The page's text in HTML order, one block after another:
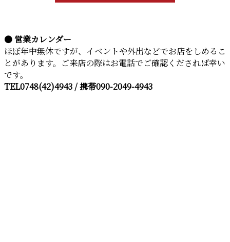
● 営業カレンダー
ほぼ年中無休ですが、イベントや外出などでお店をしめるこ
とがあります。ご来店の際はお電話でご確認くだされば幸い
です。
TEL0748(42)4943 / 携帯090-2049-4943